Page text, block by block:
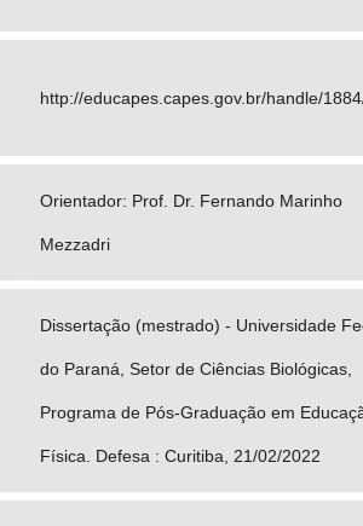
http://educapes.capes.gov.br/handle/
Orientador: Prof. Dr. Fernando Marinho
Mezzadri
Dissertação (mestrado) - Universidade
do Paraná, Setor de Ciências Biológicas,
Programa de Pós-Graduação em
Física. Defesa : Curitiba, 21/02/2022